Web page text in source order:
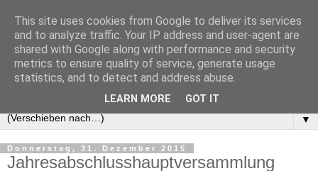
▼
Donnerstag, 31. Dezember 2015
Jahresabschlusshauptversammlung
This site uses cookies from Google to deliver its services
and to analyze traffic. Your IP address and user-agent are
shared with Google along with performance and security
metrics to ensure quality of service, generate usage
statistics, and to detect and address abuse.
LEARN MORE GOT IT